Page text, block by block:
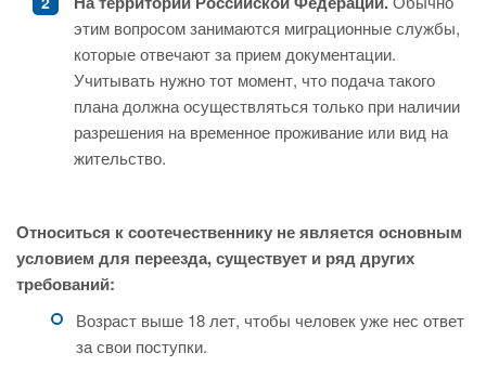
этим вопросом занимаются миграционные службы,
которые отвечают за прием документации.
Учитывать нужно тот момент, что подача такого
плана должна осуществляться только при наличии
разрешения на временное проживание или вид на
жительство.
Относиться к соотечественнику не является основным
условием для переезда, существует и ряд других
требований:
Возраст выше 18 лет, чтобы человек уже нес ответ
за свои поступки.